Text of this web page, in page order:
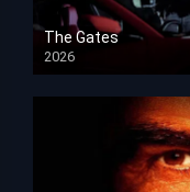
The Gates
2026
HD 1080p